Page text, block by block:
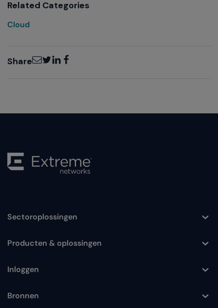
Related Categories
Cloud
ShareEmailTwitter
LinkedInFacebook
Toggle
Sectoroplossingen
Toggle
Producten & oplossingen
Toggle
Inloggen
Toggle
Bronnen